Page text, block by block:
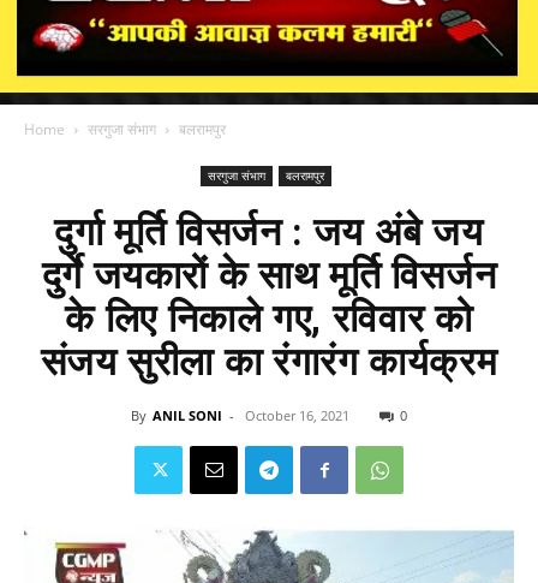
Home सरगुजा संभाग बलरामपुर
सरगुजा संभाग बलरामपुर
दुर्गा मूर्ति विसर्जन : जय अंबे जय
दुर्गे जयकारों के साथ मूर्ति विसर्जन
के लिए निकाले गए, रविवार को
संजय सुरीला का रंगारंग कार्यक्रम
By ANIL SONI - October 16, 2021 0